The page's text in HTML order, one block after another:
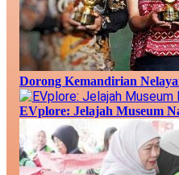
Dorong Kemandirian
EVplore: Jelajah Museum